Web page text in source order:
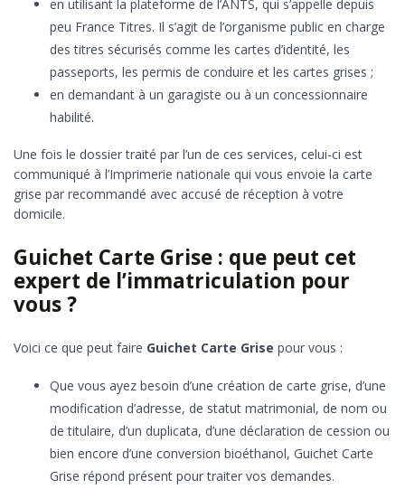
en utilisant la plateforme de l’ANTS, qui s’appelle depuis
peu France Titres. Il s’agit de l’organisme public en charge
des titres sécurisés comme les cartes d’identité, les
passeports, les permis de conduire et les cartes grises ;
en demandant à un garagiste ou à un concessionnaire
habilité.
Une fois le dossier traité par l’un de ces services, celui-ci est
communiqué à l’Imprimerie nationale qui vous envoie la carte
grise par recommandé avec accusé de réception à votre
domicile.
Guichet Carte Grise : que peut cet
expert de l’immatriculation pour
vous ?
Voici ce que peut faire Guichet Carte Grise pour vous :
Que vous ayez besoin d’une création de carte grise, d’une
modification d’adresse, de statut matrimonial, de nom ou
de titulaire, d’un duplicata, d’une déclaration de cession ou
bien encore d’une conversion bioéthanol, Guichet Carte
Grise répond présent pour traiter vos demandes.